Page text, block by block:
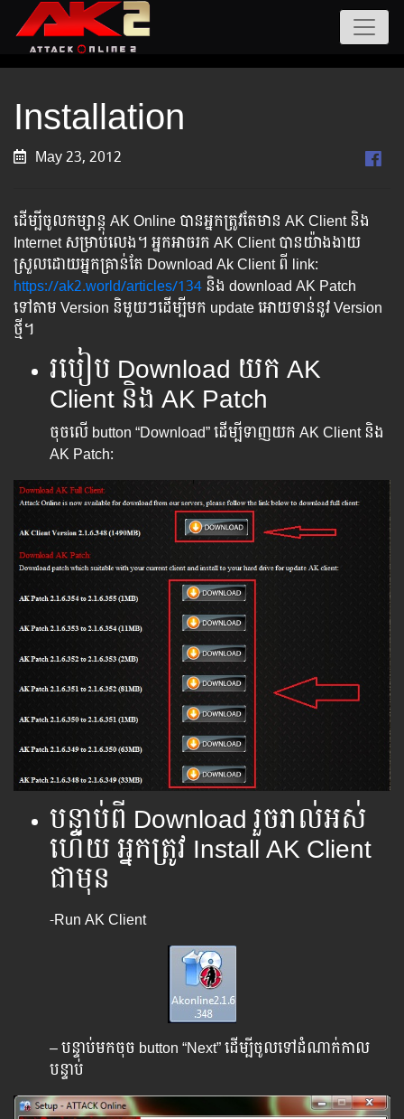
Installation
May 23, 2012
ដើម្បីចូលកម្សាន្ដ AK Online​ បានអ្នកត្រូវតែមាន​ AK Client និង
Internet សម្រាប់លេង។​ អ្នកអាចរក AK Client បានយ៉ាងងាយ
ស្រួល​ដោយ​អ្នក​គ្រាន់តែ Download Ak Client ពី link​:
https://ak2.world/articles/134 និង download AK Patch
ទៅតាម Version និមួយៗដើម្បីមក update អោយទាន់នូវ Version
ថ្មី។
របៀប Download យក​ AK
Client និង​ AK Patch
ចុចលើ button “Download” ដើម្បីទាញយក AK Client និង​
AK Patch:
បន្ទាប់ពី Download រួចរាល់អស់
ហើយ អ្នកត្រូវ Install AK Client
ជាមុន
-Run AK Client
– បន្ទាប់មកចុច button “Next” ដើម្បីចូលទៅដំណាក់កាល
បន្ទាប់